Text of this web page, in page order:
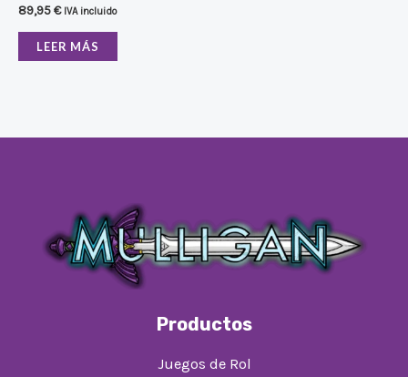
89,95€ IVA incluido
LEER MÁS
Productos
Juegos de Rol